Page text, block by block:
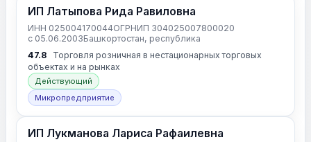
ИП Латыпова Рида Равиловна
ИНН 025004170044ОГРНИП 304025007800020
с 05.06.2003Башкортостан, республика
47.8
Торговля розничная в нестационарных торговых
объектах и на рынках
Действующий
Микропредприятие
ИП Лукманова Лариса Рафаилевна